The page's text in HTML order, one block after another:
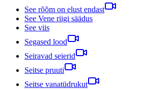
See rõõm on elust endast
See Vene riigi säädus
See viis
Segased lood
Seiravad seierid
Seitse pruuti
Seitse vanatüdrukut